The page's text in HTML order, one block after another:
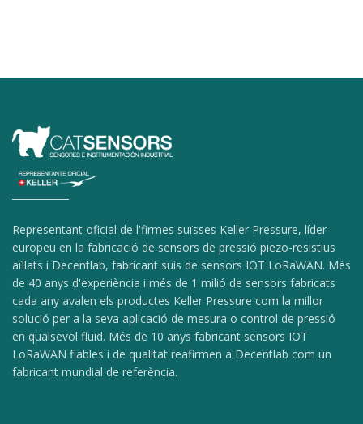
Representant oficial de l'firmes suïsses Keller Pressure, líder
europeu en la fabricació de sensors de pressió piezo-resistius
aïllats i Decentlab, fabricant suís de sensors IOT LoRaWAN. Més
de 40 anys d'experiència i més de 1 milió de sensors fabricats
cada any avalen els productes Keller Pressure com la millor
solució per a la seva aplicació de mesura o control de pressió
en qualsevol fluid. Més de 10 anys fabricant sensors IOT
LoRaWAN fiables i de qualitat reafirmen a Decentlab com un
fabricant mundial de referència.